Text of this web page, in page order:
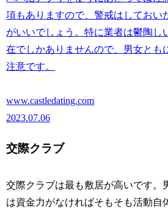
項もありますので、警戒はしておい
がいいでしょう。特に業者は鬱陶し
在でしかありませんので、男女とも
注意です。
www.castledating.com
2023.07.06
交際クラブ
交際クラブは最も敷居が高いです。
は資金力がなければそもそも活動自